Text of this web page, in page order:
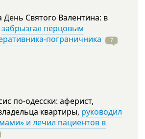
Святого Валентина: в
забрызгал перцовым
пограничника
7
по-одесски: аферист,
квартиры, руководил
и лечил пациентов в